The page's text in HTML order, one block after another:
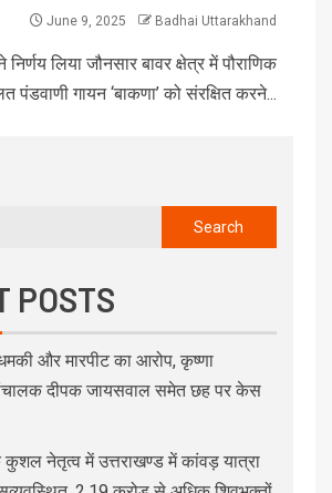
June 9, 2025 Badhai Uttarakhand
निर्णय लिया जौनसार बावर क्षेत्र में पौराणिक
पंडवाणी गायन ‘बाकणा’ को संरक्षित करने...
Search
POSTS
और मारपीट का आरोप, कृष्णा
दीपक जायसवाल समेत छह पर केस
कुशल नेतृत्व में उत्तराखण्ड में कांवड़ यात्रा